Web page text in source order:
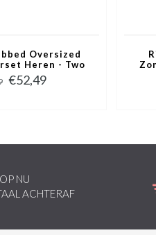
Oversized
Heren - Two
ord Set - 915 -
€52,49
NU
ACHTERAF